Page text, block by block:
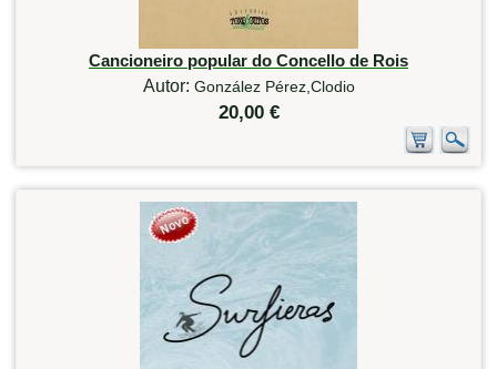
Cancioneiro popular do Concello de Rois
Autor: González Pérez,Clodio
20,00 €